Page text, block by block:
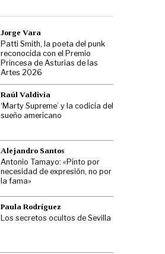
Jorge Vara
Patti Smith, la poeta del punk
reconocida con el Premio
Princesa de Asturias de las
Artes 2026
Raúl Valdivia
‘Marty Supreme’ y la codicia del
sueño americano
Alejandro Santos
Antonio Tamayo: «Pinto por
necesidad de expresión, no por
la fama»
Paula Rodríguez
Los secretos ocultos de Sevilla